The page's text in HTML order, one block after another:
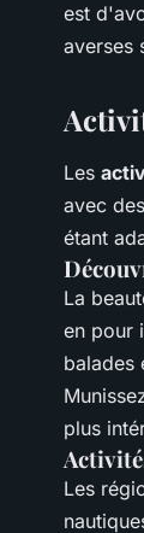
est
averses
Les
avec des
étant
La
en pour
balades
plus
Les